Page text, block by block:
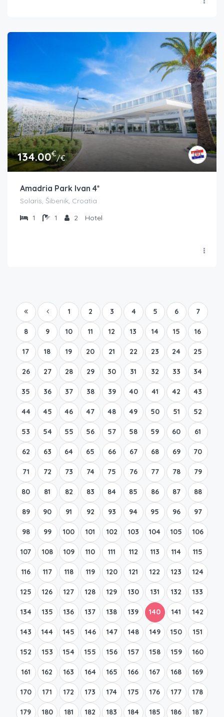
134.00€/€
Amadria Park Ivan 4*
Solaris, Šibenik, Croatia
1
1 2 Hotel
1 2 3 4 5 6 7
8 9 10 11 12 13 14 15 16
17 18 19 20 21 22 23 24 25
26 27 28 29 30 31 32 33 34
35 36 37 38 39 40 41 42 43
44 45 46 47 48 49 50 51 52
53 54 55 56 57 58 59 60 61
62 63 64 65 66 67 68 69 70
71 72 73 74 75 76 77 78 79
80 81 82 83 84 85 86 87 88
89 90 91 92 93 94 95 96 97
98 99 100 101 102 103 104 105 106
107 108 109 110 111 112 113 114 115
116 117 118 119 120 121 122 123 124
125 126 127 128 129 130 131 132 133
134 135 136 137 138 139 140 141 142
143 144 145 146 147 148 149 150 151
152 153 154 155 156 157 158 159 160
161 162 163 164 165 166 167 168 169
170 171 172 173 174 175 176 177 178
179 180 181 182 183 184 185 186 187